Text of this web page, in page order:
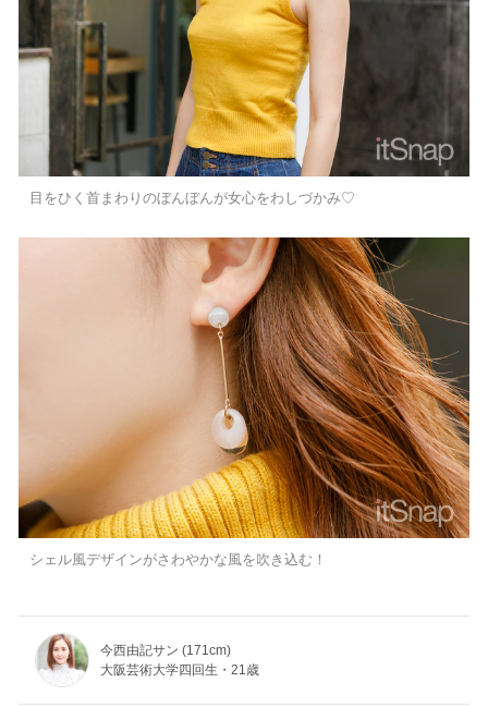
目をひく首まわりのぼんぼんが女心をわしづかみ♡
シェル風デザインがさわやかな風を吹き込む！
今西由記サン (171cm)
大阪芸術大学四回生・21歳